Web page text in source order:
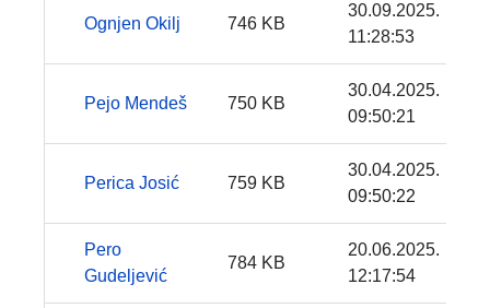
Ognjen Okilj 746 KB
30.09.2025.
11:28:53
Pejo Mendeš 750 KB
30.04.2025.
09:50:21
Perica Josić 759 KB
30.04.2025.
09:50:22
Pero
Gudeljević
784 KB
20.06.2025.
12:17:54